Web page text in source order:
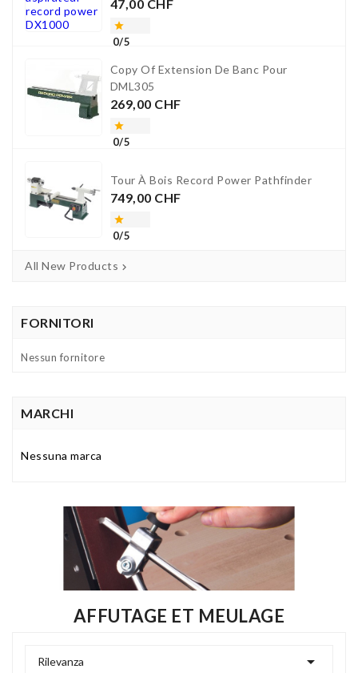
Prezzo
47,00 CHF

0/5
Copy Of Extension De Banc Pour
DML305
Prezzo
269,00 CHF

0/5
Tour À Bois Record Power Pathfinder
Prezzo
749,00 CHF

0/5
All New Products 
FORNITORI
Nessun fornitore
MARCHI
Nessuna marca
AFFUTAGE ET MEULAGE
Rilevanza 